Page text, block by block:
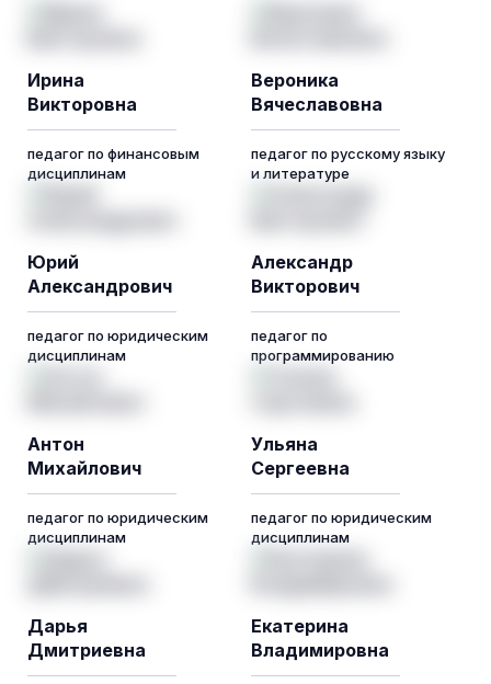
Ирина
Викторовна
педагог по финансовым
дисциплинам
Вероника
Вячеславовна
педагог по русскому языку
и литературе
Юрий
Александрович
педагог по юридическим
дисциплинам
Александр
Викторович
педагог по
программированию
Антон
Михайлович
педагог по юридическим
дисциплинам
Ульяна
Сергеевна
педагог по юридическим
дисциплинам
Дарья
Дмитриевна
Екатерина
Владимировна